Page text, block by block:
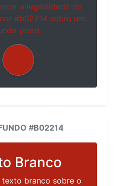
a legibilidade do
#b02214 sobre um
preto.
#B02214
Branco
texto branco sobre o